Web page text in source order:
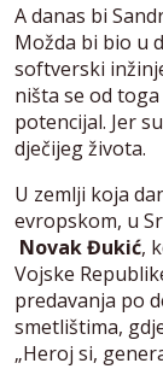
A danas bi
Možda bi bio u
softverski
ništa se od
potencijal. Jer
dječijeg života.
U zemlji koja
evropskom, u
Novak Đukić,
Vojske
predavanja po
smetlištima,
„Heroj si,